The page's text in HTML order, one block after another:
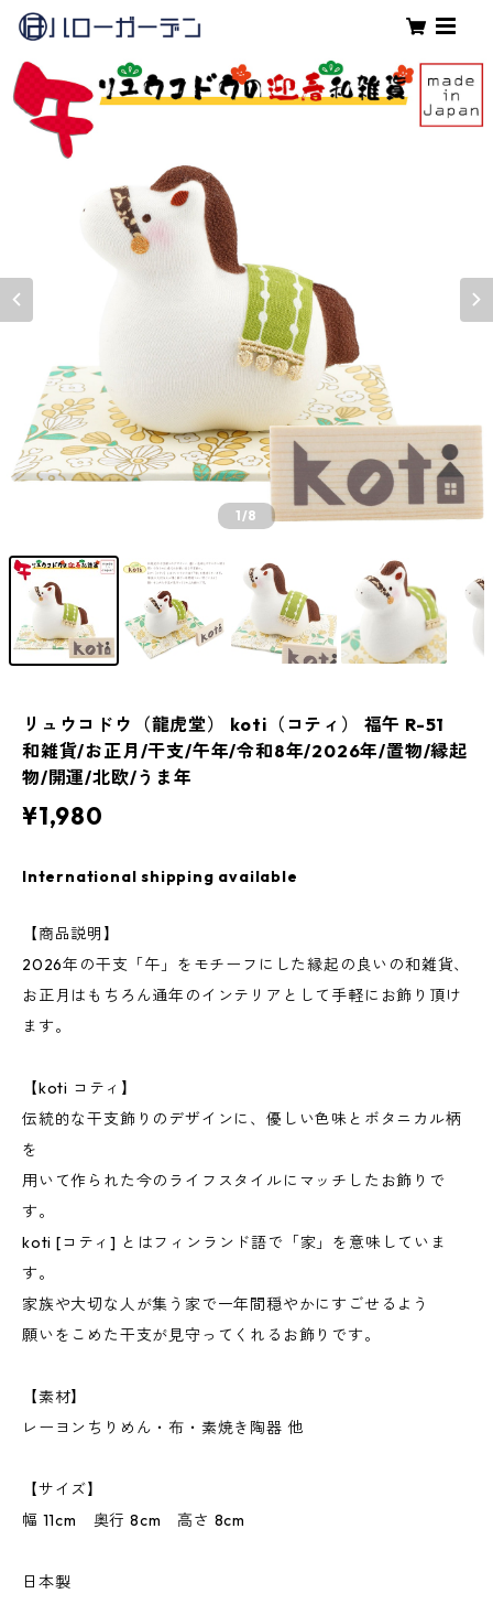
1/8
リュウコドウ（龍虎堂） koti（コティ） 福午 R-51
和雑貨/お正月/干支/午年/令和8年/2026年/置物/縁起
物/開運/北欧/うま年
¥1,980
International shipping available
【商品説明】
2026年の干支「午」をモチーフにした縁起の良いの和雑貨、
お正月はもちろん通年のインテリアとして手軽にお飾り頂け
ます。
【koti コティ】
伝統的な干支飾りのデザインに、優しい色味とボタニカル柄
を
用いて作られた今のライフスタイルにマッチしたお飾りで
す。
koti [コティ] とはフィンランド語で「家」を意味していま
す。
家族や大切な人が集う家で一年間穏やかにすごせるよう
願いをこめた干支が見守ってくれるお飾りです。
【素材】
レーヨンちりめん・布・素焼き陶器 他
【サイズ】
幅 11cm 奥行 8cm 高さ 8cm
日本製